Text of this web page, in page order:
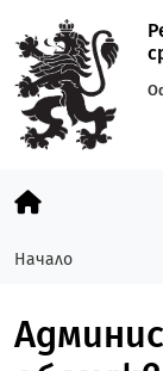
Начало